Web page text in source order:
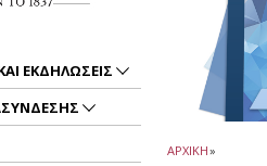
ΑΡΧΙΚΗ»
ΕΚΔΗΛΩΣΕΙΣ